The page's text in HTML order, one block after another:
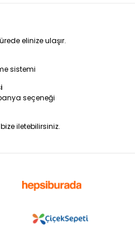
elinize ulaşır.
sistemi
seçeneği
iletebilirsiniz.